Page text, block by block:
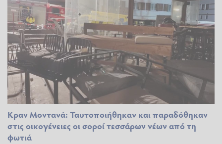
Κραν Μοντανά: Ταυτοποιήθηκαν και παραδόθηκαν
στις οικογένειες οι σοροί τεσσάρων νέων από τη
φωτιά